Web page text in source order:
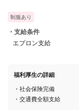
制服あり
・支給条件
エプロン支給
福利厚生の詳細
・社会保険完備
・交通費全額支給